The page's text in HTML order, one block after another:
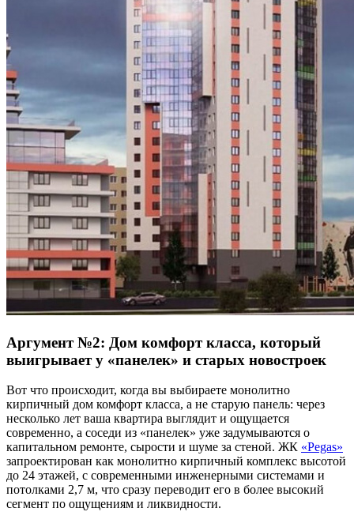
Аргумент №2: Дом комфорт класса, который
выигрывает у «панелек» и старых новостроек
Вот что происходит, когда вы выбираете монолитно
кирпичный дом комфорт класса, а не старую панель: через
несколько лет ваша квартира выглядит и ощущается
современно, а соседи из «панелек» уже задумываются о
капитальном ремонте, сырости и шуме за стеной. ЖК «Pegas»
запроектирован как монолитно кирпичный комплекс высотой
до 24 этажей, с современными инженерными системами и
потолками 2,7 м, что сразу переводит его в более высокий
сегмент по ощущениям и ликвидности.